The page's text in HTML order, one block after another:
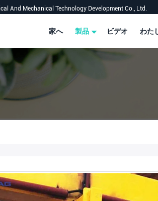
And Mechanical Technology Development Co., Ltd.
家へ 製品 ビデオ わた